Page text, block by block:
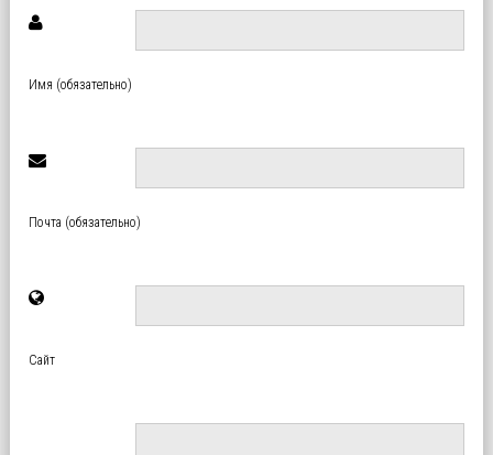
Имя (обязательно)
Почта (обязательно)
Сайт